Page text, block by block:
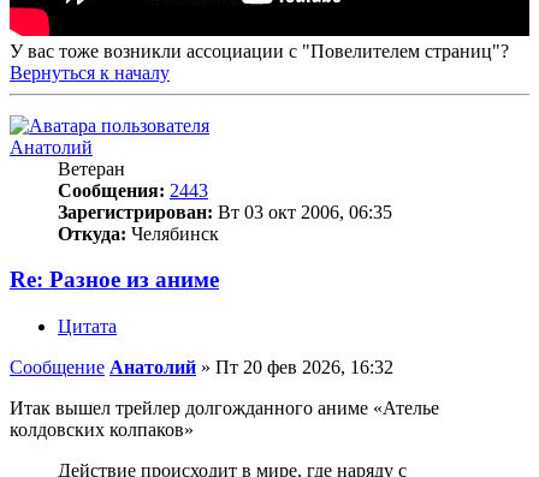
У вас тоже возникли ассоциации с "Повелителем страниц"?
Вернуться к началу
Анатолий
Ветеран
Сообщения: 2443
Зарегистрирован: Вт 03 окт 2006, 06:35
Откуда: Челябинск
Re: Разное из аниме
Цитата
Сообщение Анатолий » Пт 20 фев 2026, 16:32
Итак вышел трейлер долгожданного аниме «Ателье
колдовских колпаков»
Действие происходит в мире, где наряду с